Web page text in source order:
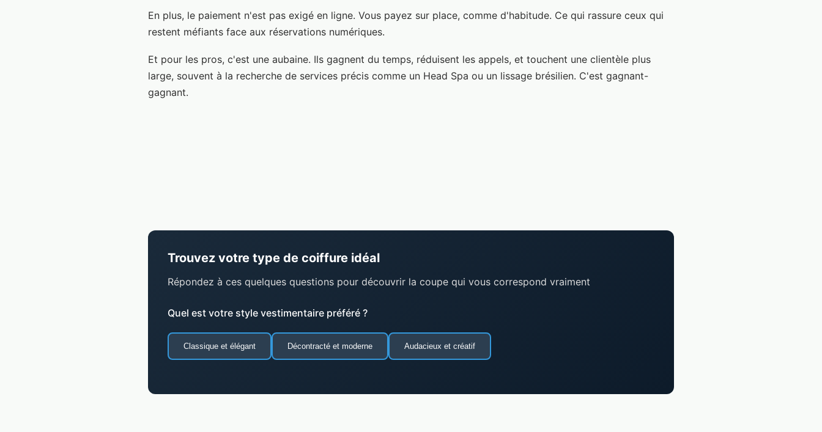
En plus, le paiement n'est pas exigé en ligne. Vous payez sur place, comme d'habitude. Ce qui rassure ceux qui
restent méfiants face aux réservations numériques.
Et pour les pros, c'est une aubaine. Ils gagnent du temps, réduisent les appels, et touchent une clientèle plus
large, souvent à la recherche de services précis comme un Head Spa ou un lissage brésilien. C'est gagnant-
gagnant.
Trouvez votre type de coiffure idéal
Répondez à ces quelques questions pour découvrir la coupe qui vous correspond vraiment
Quel est votre style vestimentaire préféré ?
Classique et élégant Décontracté et moderne Audacieux et créatif